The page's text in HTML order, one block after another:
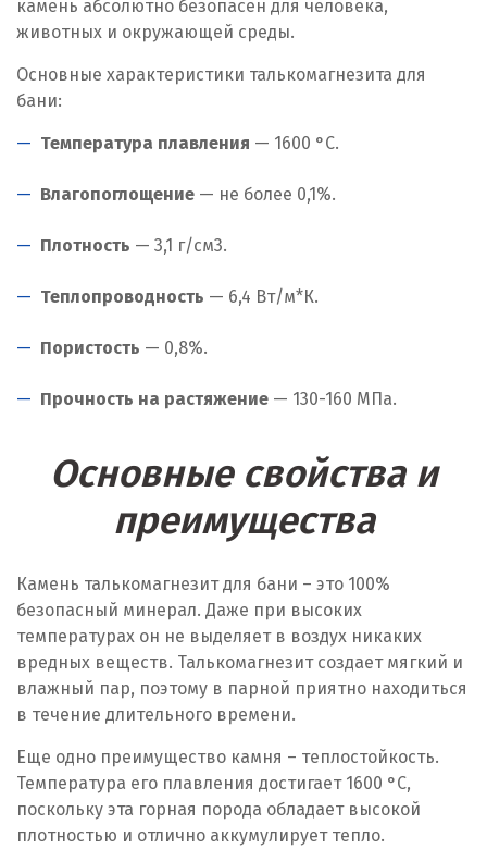
камень абсолютно безопасен для человека,
животных и окружающей среды.
Основные характеристики талькомагнезита для
бани:
Температура плавления — 1600 °C.
Влагопоглощение — не более 0,1%.
Плотность — 3,1 г/см3.
Теплопроводность — 6,4 Вт/м*К.
Пористость — 0,8%.
Прочность на растяжение — 130-160 МПа.
Основные свойства и
преимущества
Камень талькомагнезит для бани – это 100%
безопасный минерал. Даже при высоких
температурах он не выделяет в воздух никаких
вредных веществ. Талькомагнезит создает мягкий и
влажный пар, поэтому в парной приятно находиться
в течение длительного времени.
Еще одно преимущество камня – теплостойкость.
Температура его плавления достигает 1600 °C,
поскольку эта горная порода обладает высокой
плотностью и отлично аккумулирует тепло.